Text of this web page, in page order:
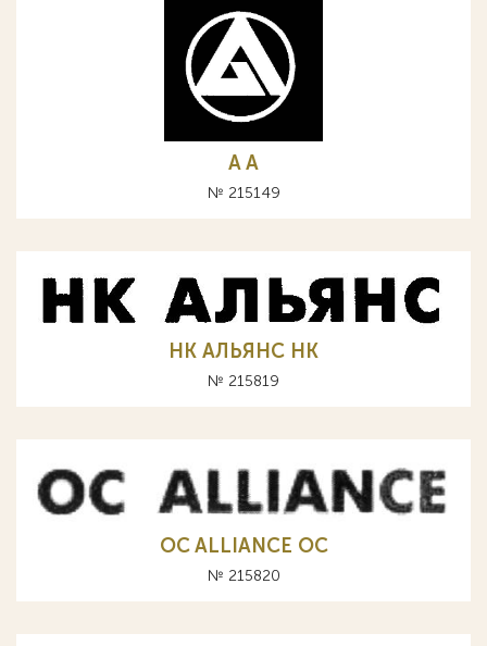
A А
№ 215149
НК АЛЬЯНС HK
№ 215819
OC ALLIANCE ОС
№ 215820